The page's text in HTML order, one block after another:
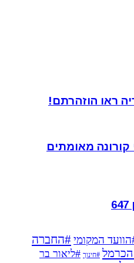
ראו הוזהרתם!
20 חולי קורונה מאומתים
המקומי#החברה
#חינוך #ליאור בר